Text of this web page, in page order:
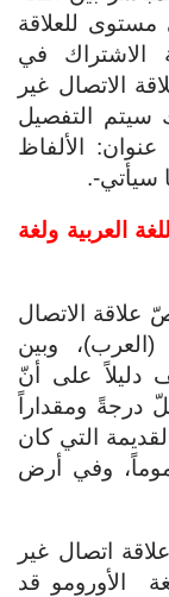
مستوى للعلاقة
الاشتراك في
الاتصال غير
سيتم التفصيل
الألفاظ
سيأتي-.
العربية ولغة
علاقة الاتصال
(العرب)، وبين
دليلاً على أنّ
درجةً ومقداراً
التي كان
وفي أرض
اتصال غير
الأورومو قد